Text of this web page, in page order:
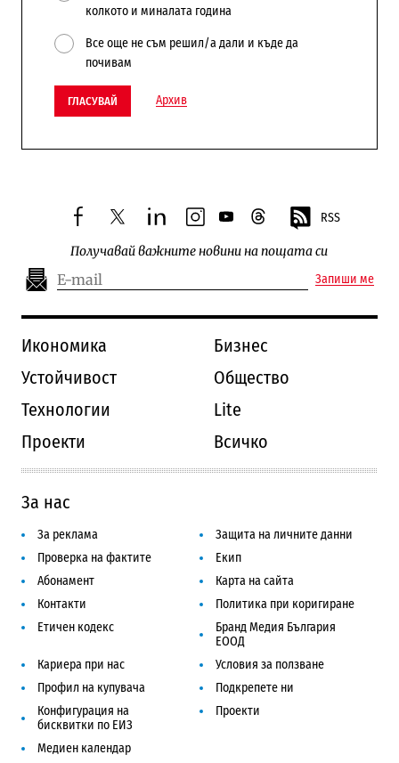
колкото и миналата година
Все още не съм решил/а дали и къде да
почивам
ГЛАСУВАЙ Архив
facebooktwitterlinkedininstagram
youtubethreads RSS
Получавай важните новини на пощата си
Запиши ме
Икономика
Бизнес
Устойчивост
Общество
Технологии
Lite
Проекти
Всичко
За нас
За реклама
Защита на личните данни
Проверка на фактите
Екип
Абонамент
Карта на сайта
Контакти
Политика при коригиране
Етичен кодекс
Бранд Медия България
ЕООД
Кариера при нас
Условия за ползване
Профил на купувача
Подкрепете ни
Конфигурация на
бисквитки по ЕИЗ
Проекти
Медиен календар